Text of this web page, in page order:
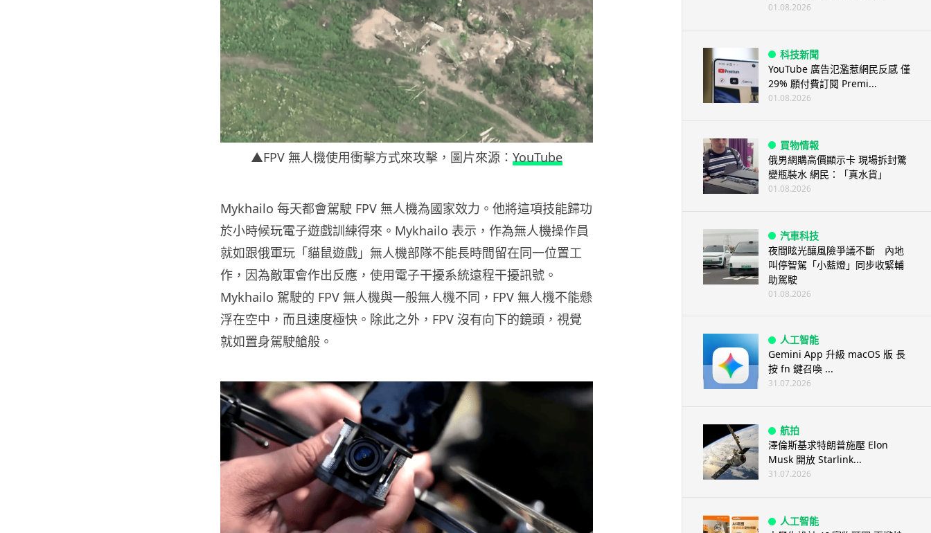
▲FPV 無人機使用衝擊方式來攻擊，圖片來源： YouTube
Mykhailo 每天都會駕駛 FPV 無人機為國家效力。他將這項技能歸功
於小時候玩電子遊戲訓練得來。Mykhailo 表示，作為無人機操作員
就如跟俄軍玩「貓鼠遊戲」無人機部隊不能長時間留在同一位置工
作，因為敵軍會作出反應，使用電子干擾系統遠程干擾訊號。
Mykhailo 駕駛的 FPV 無人機與一般無人機不同，FPV 無人機不能懸
浮在空中，而且速度極快。除此之外，FPV 沒有向下的鏡頭，視覺
就如置身駕駛艙般。
01.08.2026
科技新聞
YouTube 廣告氾濫惹網民反感 僅
29% 願付費訂閱 Premi...
01.08.2026
買物情報
俄男網購高價顯示卡 現場拆封驚
變瓶裝水 網民：「真水貨」
01.08.2026
汽車科技
夜間眩光釀風險爭議不斷 內地
叫停智駕「小藍燈」同步收緊輔
助駕駛
01.08.2026
人工智能
Gemini App 升級 macOS 版 長
按 fn 鍵召喚 ...
31.07.2026
航拍
澤倫斯基求特朗普施壓 Elon
Musk 開放 Starlink...
31.07.2026
人工智能